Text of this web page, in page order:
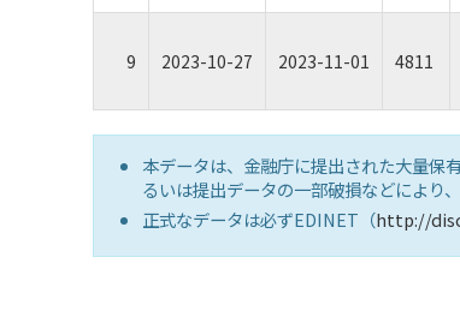
9 2023-10-27 2023-11-01 4811
本データは、金融庁に提出された大量保
るいは提出データの一部破損などにより
正式なデータは必ずEDINET（http://